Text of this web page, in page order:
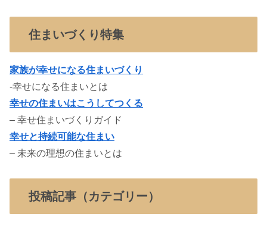
住まいづくり特集
家族が幸せになる住まいづくり
-幸せになる住まいとは
幸せの住まいはこうしてつくる
– 幸せ住まいづくりガイド
幸せと持続可能な住まい
– 未来の理想の住まいとは
投稿記事（カテゴリー）